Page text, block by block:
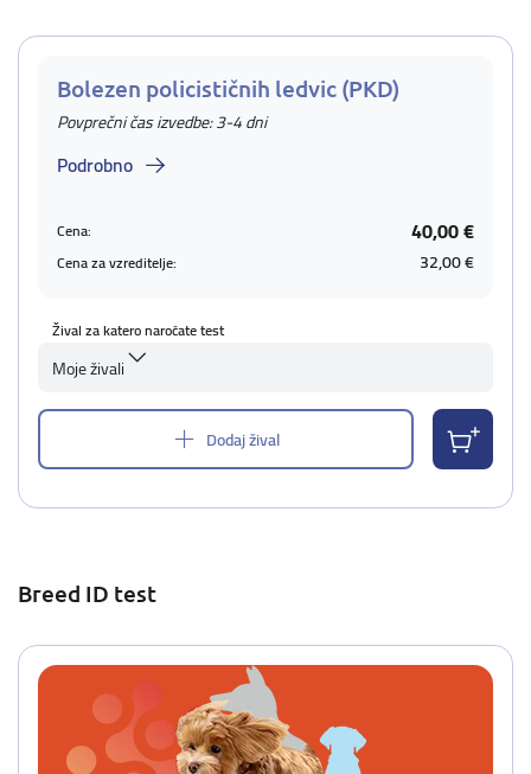
Bolezen policističnih ledvic (PKD)
Povprečni čas izvedbe: 3-4 dni
Podrobno
Cena: 40,00 €
Cena za vzreditelje: 32,00 €
Žival za katero naročate test
Moje živali
Dodaj žival
Breed ID test